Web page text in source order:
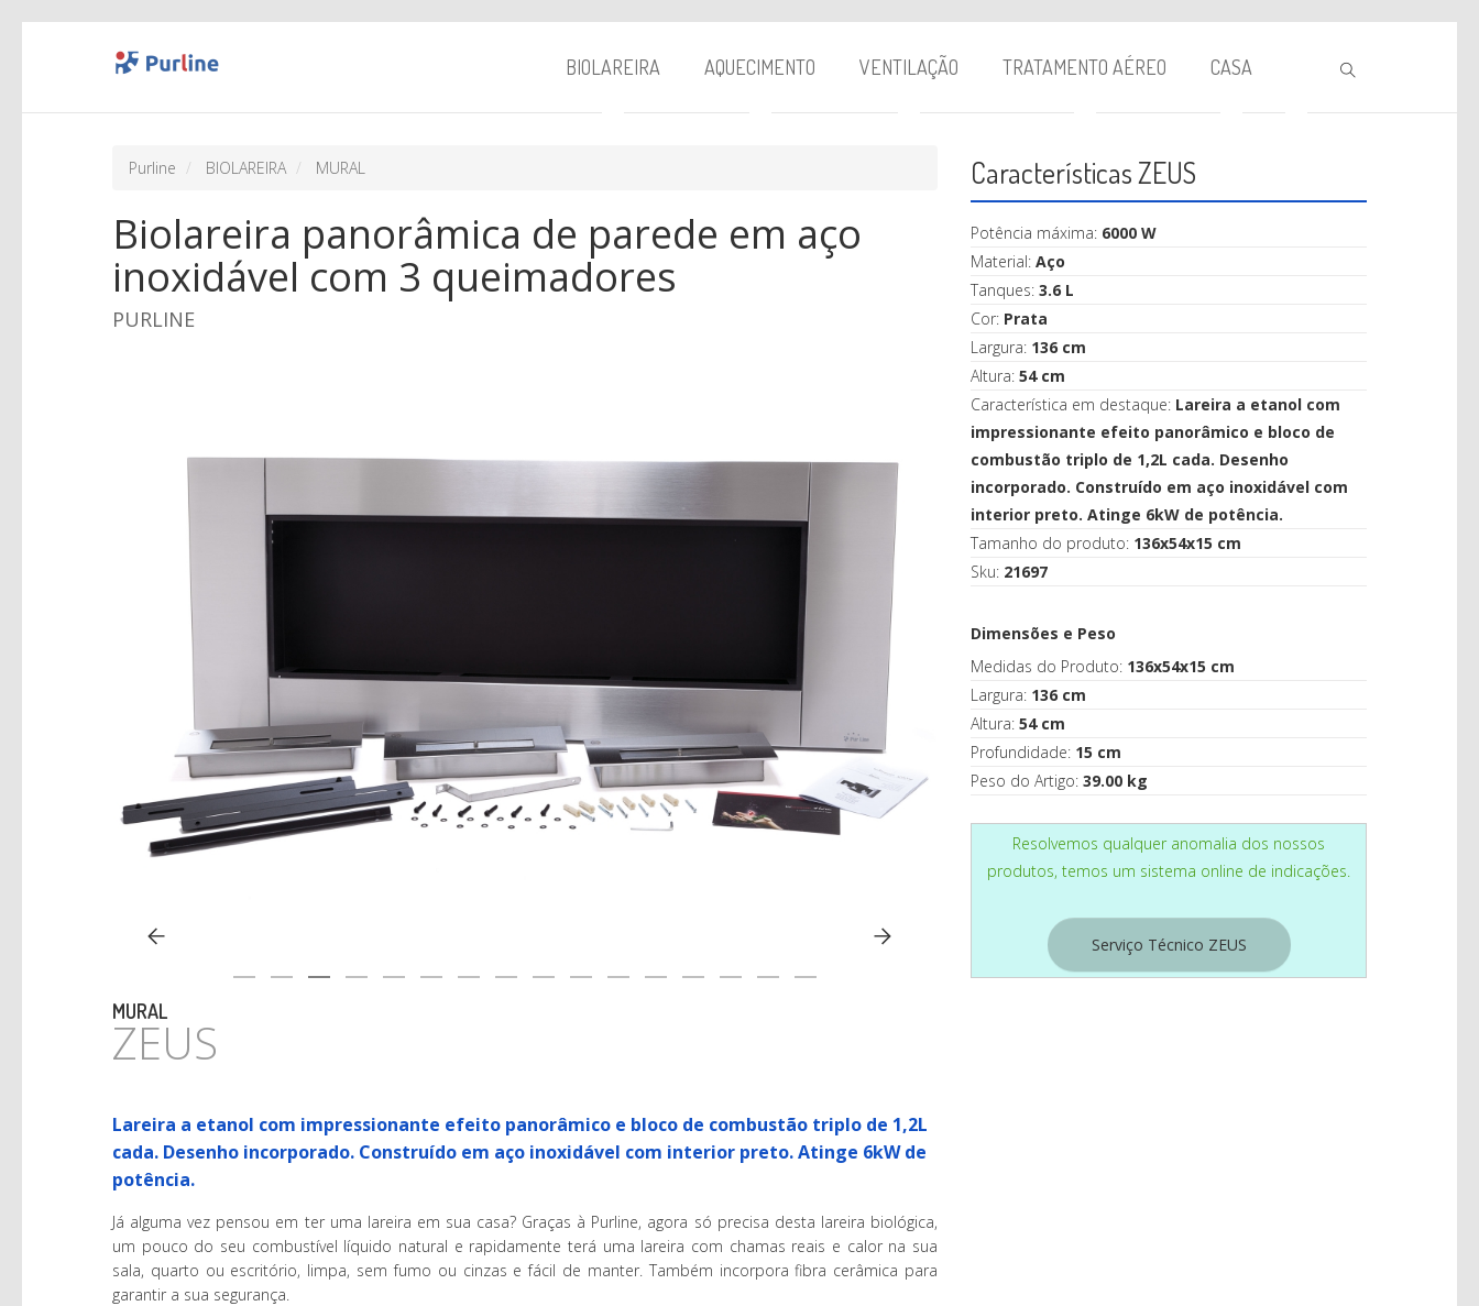
AQUECIMENTO
VENTILAÇÃO
TRATAMENTO AÉREO
CASA
BIOLAREIRA AQUECIMENTO VENTILAÇÃO TRATAMENTO AÉREO CASA
Purline BIOLAREIRA MURAL
Biolareira panorâmica de parede em aço
inoxidável com 3 queimadores
PURLINE
MURAL
ZEUS
Lareira a etanol com impressionante efeito panorâmico e bloco de combustão triplo de 1,2L
cada. Desenho incorporado. Construído em aço inoxidável com interior preto. Atinge 6kW de
potência.
Já alguma vez pensou em ter uma lareira em sua casa? Graças à Purline, agora só precisa desta lareira biológica,
um pouco do seu combustível líquido natural e rapidamente terá uma lareira com chamas reais e calor na sua
sala, quarto ou escritório, limpa, sem fumo ou cinzas e fácil de manter. Também incorpora fibra cerâmica para
garantir a sua segurança.
Características ZEUS
Potência máxima: 6000 W
Material: Aço
Tanques: 3.6 L
Cor: Prata
Largura: 136 cm
Altura: 54 cm
Característica em destaque: Lareira a etanol com
impressionante efeito panorâmico e bloco de
combustão triplo de 1,2L cada. Desenho
incorporado. Construído em aço inoxidável com
interior preto. Atinge 6kW de potência.
Tamanho do produto: 136x54x15 cm
Sku: 21697
Dimensões e Peso
Medidas do Produto: 136x54x15 cm
Largura: 136 cm
Altura: 54 cm
Profundidade: 15 cm
Peso do Artigo: 39.00 kg
Resolvemos qualquer anomalia dos nossos
produtos, temos um sistema online de indicações.
Serviço Técnico ZEUS